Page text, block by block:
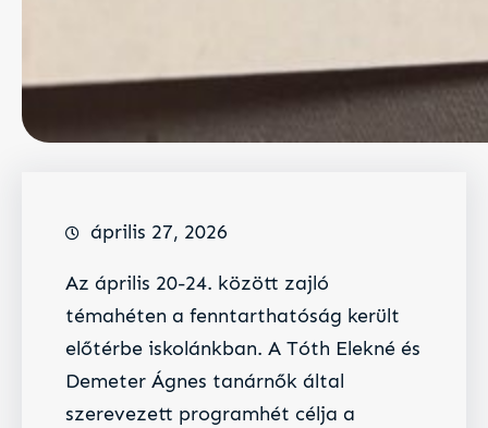
április 27, 2026
Az április 20-24. között zajló
témahéten a fenntarthatóság került
előtérbe iskolánkban. A Tóth Elekné és
Demeter Ágnes tanárnők által
szerevezett programhét célja a